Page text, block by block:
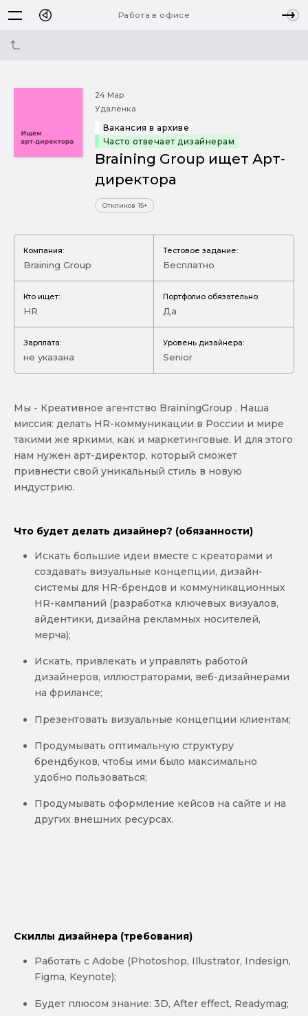
Работа в офисе
24 Мар
Удаленка
Вакансия в архиве
Часто отвечает дизайнерам
Braining Group ищет Арт-
директора
Откликов 15+
Компания:
Braining Group
Тестовое задание:
Бесплатно
Кто ищет:
HR
Портфолио обязательно:
Да
Зарплата:
не указана
Уровень дизайнера:
Senior
Мы - Креативное агентство BrainingGroup . Наша
миссия: делать HR-коммуникации в России и мире
такими же яркими, как и маркетинговые. И для этого
нам нужен арт-директор, который сможет
привнести свой уникальный стиль в новую
индустрию.
Что будет делать дизайнер? (обязанности)
Искать большие идеи вместе с креаторами и
создавать визуальные концепции, дизайн-
системы для HR-брендов и коммуникационных
HR-кампаний (разработка ключевых визуалов,
айдентики, дизайна рекламных носителей,
мерча);
Искать, привлекать и управлять работой
дизайнеров, иллюстраторами, веб-дизайнерами
на фрилансе;
Презентовать визуальные концепции клиентам;
Продумывать оптимальную структуру
брендбуков, чтобы ими было максимально
удобно пользоваться;
Продумывать оформление кейсов на сайте и на
других внешних ресурсах.
Скиллы дизайнера (требования)
Работать с Adobe (Photoshop, Illustrator, Indesign,
Figma, Keynote);
Будет плюсом знание: 3D, After effect, Readymag;